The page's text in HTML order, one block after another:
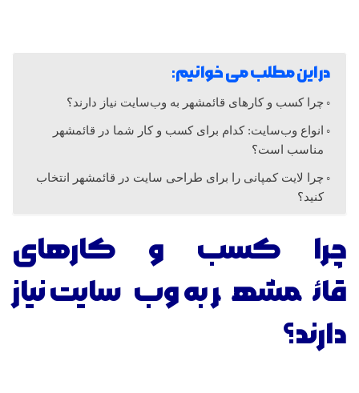
ش
ه
ر
در این مطلب می خوانیم:
چرا کسب و کارهای قائمشهر به وب‌سایت نیاز دارند؟
انواع وب‌سایت: کدام برای کسب و کار شما در قائمشهر
مناسب است؟
چرا لایت کمپانی را برای طراحی سایت در قائمشهر انتخاب
کنید؟
چرا کسب و کارهای
قائمشهر به وب‌سایت نیاز
دارند؟